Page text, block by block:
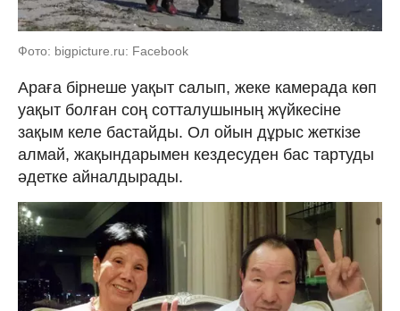
Фото: bigpicture.ru: Facebook
Араға бірнеше уақыт салып, жеке камерада көп
уақыт болған соң сотталушының жүйкесіне
зақым келе бастайды. Ол ойын дұрыс жеткізе
алмай, жақындарымен кездесуден бас тартуды
әдетке айналдырады.